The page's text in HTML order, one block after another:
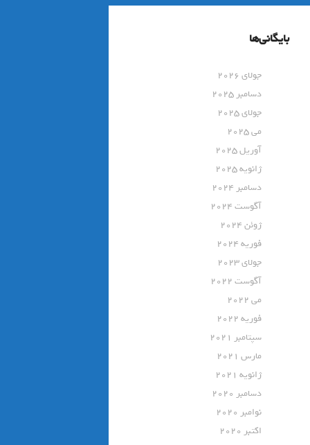
بایگانی‌ها
جولای 2026
دسامبر 2025
جولای 2025
می 2025
آوریل 2025
ژانویه 2025
دسامبر 2024
آگوست 2024
ژوئن 2024
فوریه 2024
جولای 2023
آگوست 2022
می 2022
فوریه 2022
سپتامبر 2021
مارس 2021
ژانویه 2021
دسامبر 2020
نوامبر 2020
اکتبر 2020